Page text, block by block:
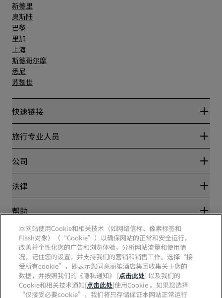
新德里
奥斯陆
巴黎
里加
上海
斯德哥尔摩
悉尼
苏黎世
快速链接
丽赏会
Blog
目的地
丽笙酒店集团APP
体育认证酒店
家庭友好型酒店
旅行专业人员
合作伙伴
公司
丽笙酒店集团
工作机会 RHG
工作机会 PPHE
工作机会 EHL
The Club by RHG
发展机会
责任经营
采购
法律
隐私中心
丽赏会条款和条件
网站使用协议
数字无障碍
现代奴隶制声明
帮助
消费者警示
联系方式
常见问题
网站地图
社交媒体
丽笙酒店集团品牌
本网站使用Cookie和相关技术（如网络信标、像素标签和
Flash对象）（“Cookie”）以确保网站的正常和安全运行，
改善并个性化您的广告和浏览体验，分析网站流量和使用情
况，记住您的设置，并支持我们的营销和销售工作。选择“接
受所有cookie”，即表示您同意丽笙酒店集团收集关于您的
数据，并按照我们的《隐私通知》 [点击此处] 以及我们的
Cookie和相关技术通知[点击此处]使用Cookie 。如果您选择
“仅接受必要cookie”，我们将只存储保证本网站正常运行